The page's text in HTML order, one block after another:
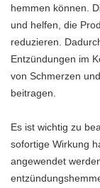
hemmen können.
und helfen, die
reduzieren.
Entzündungen im
von Schmerzen
beitragen.
Es ist wichtig zu
sofortige Wirkung
angewendet